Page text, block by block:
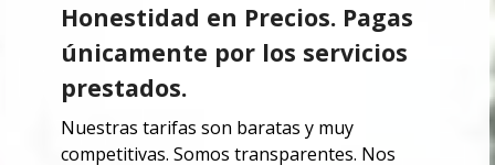
Honestidad en Precios. Pagas
únicamente por los servicios
prestados.
Nuestras tarifas son baratas y muy
competitivas. Somos transparentes. Nos